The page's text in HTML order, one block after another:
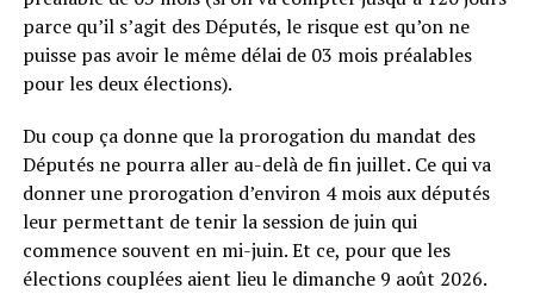
parce qu’il s’agit des Députés, le risque est qu’on ne
puisse pas avoir le même délai de 03 mois préalables
pour les deux élections).
Du coup ça donne que la prorogation du mandat des
Députés ne pourra aller au-delà de fin juillet. Ce qui va
donner une prorogation d’environ 4 mois aux députés
leur permettant de tenir la session de juin qui
commence souvent en mi-juin. Et ce, pour que les
élections couplées aient lieu le dimanche 9 août 2026.